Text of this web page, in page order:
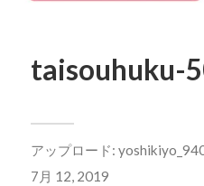
taisouhuku-
アップロード:
7月 12, 2019